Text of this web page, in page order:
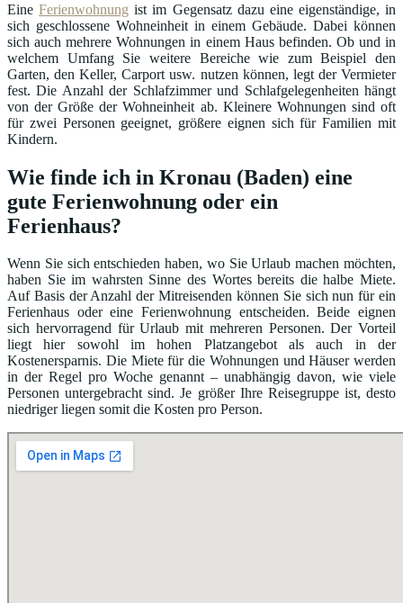
EineFerienwohnung ist im Gegensatz dazu eine eigenständige, in
sich geschlossene Wohneinheit in einem Gebäude. Dabei können
sich auch mehrere Wohnungen in einem Haus befinden. Ob und in
welchem Umfang Sie weitere Bereiche wie zum Beispiel den
Garten, den Keller, Carport usw. nutzen können, legt der Vermieter
fest. Die Anzahl der Schlafzimmer und Schlafgelegenheiten hängt
von der Größe der Wohneinheit ab. Kleinere Wohnungen sind oft
für zwei Personen geeignet, größere eignen sich für Familien mit
Kindern.
Wie finde ich in Kronau (Baden) eine
gute Ferienwohnung oder ein
Ferienhaus?
Wenn Sie sich entschieden haben, wo Sie Urlaub machen möchten,
haben Sie im wahrsten Sinne des Wortes bereits die halbe Miete.
Auf Basis der Anzahl der Mitreisenden können Sie sich nun für ein
Ferienhaus oder eine Ferienwohnung entscheiden. Beide eignen
sich hervorragend für Urlaub mit mehreren Personen. Der Vorteil
liegt hier sowohl im hohen Platzangebot als auch in der
Kostenersparnis. Die Miete für die Wohnungen und Häuser werden
in der Regel pro Woche genannt – unabhängig davon, wie viele
Personen untergebracht sind. Je größer Ihre Reisegruppe ist, desto
niedriger liegen somit die Kosten pro Person.